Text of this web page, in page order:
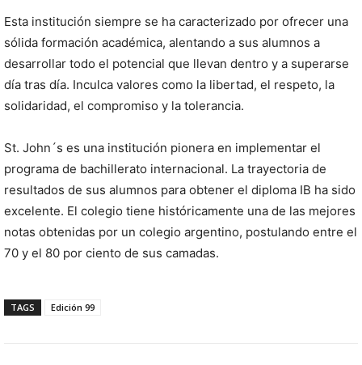
Esta institución siempre se ha caracterizado por ofrecer una
sólida formación académica, alentando a sus alumnos a
desarrollar todo el potencial que llevan dentro y a superarse
día tras día. Inculca valores como la libertad, el respeto, la
solidaridad, el compromiso y la tolerancia.
St. John´s es una institución pionera en implementar el
programa de bachillerato internacional. La trayectoria de
resultados de sus alumnos para obtener el diploma IB ha sido
excelente. El colegio tiene históricamente una de las mejores
notas obtenidas por un colegio argentino, postulando entre el
70 y el 80 por ciento de sus camadas.
TAGS Edición 99